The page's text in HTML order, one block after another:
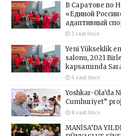
В Саратове по
«Единой
адаптивный
2 saat önce
Yeni Yükseklik
salonu, 2021
kapsamında
4 saat önce
Yoshkar-Ola’da
Cumhuriyet”
8 saat önce
MANİSA’DA